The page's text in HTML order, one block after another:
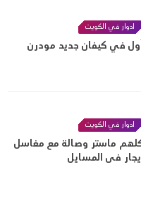
ادوار في الكويت
أول في كيفان جديد مودرن
ادوار في الكويت
ماستر وصالة مع مغاسل
فى المسايل